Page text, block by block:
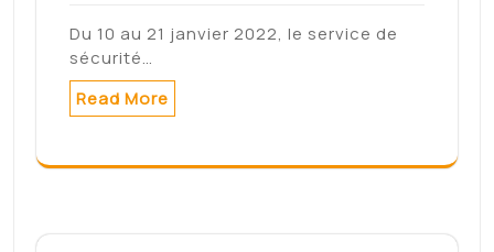
Du 10 au 21 janvier 2022, le service de
sécurité…
Read More